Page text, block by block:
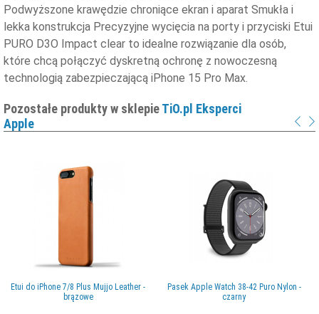
Podwyższone krawędzie chroniące ekran i aparat Smukła i
lekka konstrukcja Precyzyjne wycięcia na porty i przyciski Etui
PURO D3O Impact clear to idealne rozwiązanie dla osób,
które chcą połączyć dyskretną ochronę z nowoczesną
technologią zabezpieczającą iPhone 15 Pro Max.
Pozostałe produkty w sklepieTiO.pl Eksperci
Apple
Etui do iPhone 7/8 Plus Mujjo Leather -
brązowe
Pasek Apple Watch 38-42 Puro Nylon -
czarny